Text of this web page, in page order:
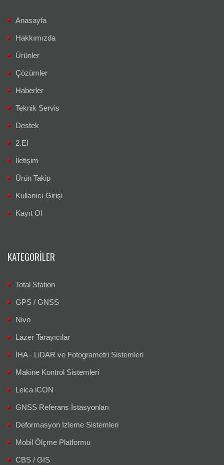
Anasayfa
Hakkımızda
Ürünler
Çözümler
Haberler
Teknik Servis
Destek
2.El
İletişim
Ürün Takip
Kullanıcı Girişi
Kayıt Ol
KATEGORILER
Total Station
GPS / GNSS
Nivo
Lazer Tarayıcılar
İHA - LiDAR ve Fotogrametri Sistemleri
Makine Kontrol Sistemleri
Leica iCON
GNSS Referans İstasyonları
Deformasyon İzleme Sistemleri
Mobil Ölçme Platformu
CBS / GIS